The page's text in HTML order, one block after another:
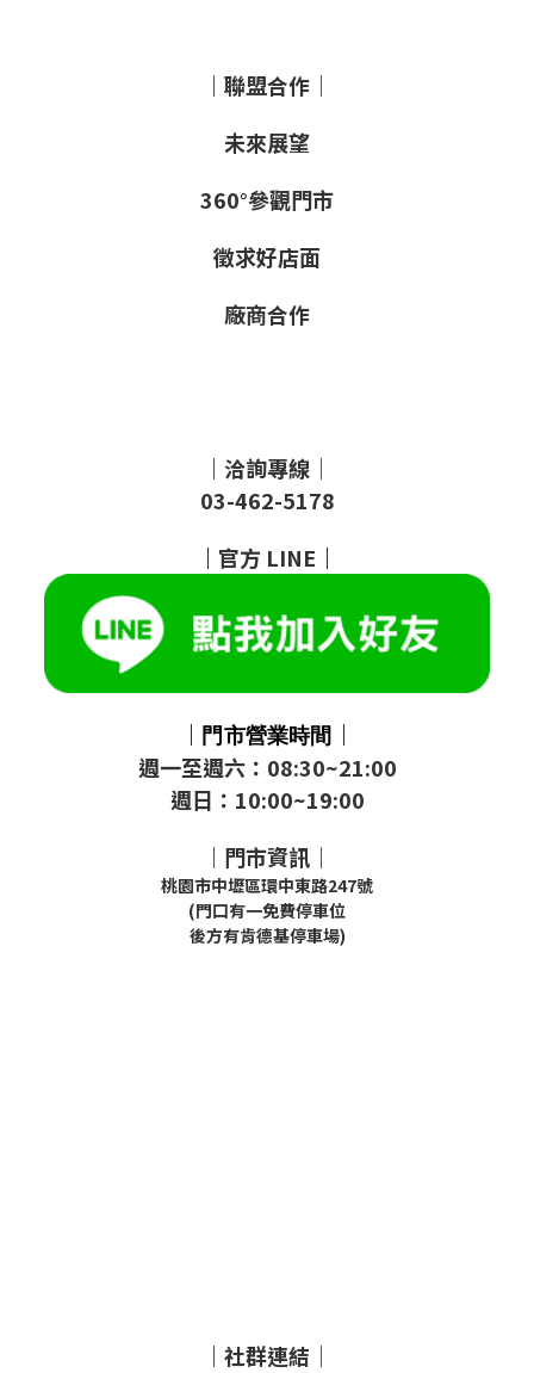
｜聯盟合作｜
未來展望
360°參觀門市
徵求好店面
廠商合作
｜洽詢專線｜
03-462-5178
｜ 官方 LINE ｜
｜ 門市營業時間 ｜
週一至週六：08:30~21:00
週日：10:00~19:00
｜門市資訊｜
桃園市中壢區環中東路247號
(門口有一免費停車位
後方有肯德基停車場)
｜社群連結｜